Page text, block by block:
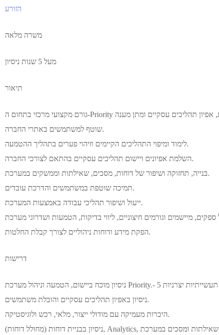
הזורע
משרה מלאה
מעל 5 שנות ניסיון
תיאור
גורם מקצועי מרכזי בתחום ה-Priority בקבוצה וכולל אחריות על המשך ההטמעה, ייצוב המערכת, אפיון תהליכים עסקיים ומתן מענה
שוטף למשתמשים באתרי החברה.
לימוד ומיפוי התהליכים הקיימים וזיהוי פערים בתהליך ההטמעה.
השלמת אפיונים ויישום תהליכים עסקיים בהתאם לצורכי החברה.
בנייה, תחזוקה ושיפור של דוחות, מסכים, שאילתות וממשקים במערכת.
תמיכה שוטפת במשתמשים והדרכת עובדים.
ייעול ושיפור תהליכי עבודה באמצעות המערכת.
הפקת מידע ודוחות ניהוליים לצורך קבלת החלטות.
דרישות
ניסיון באפיון תהליכים עסקיים והובלת משתמשים.
היכרות מעמיקה עם מודולי ייצור, מלאי, רכש ולוגיסטיקה.